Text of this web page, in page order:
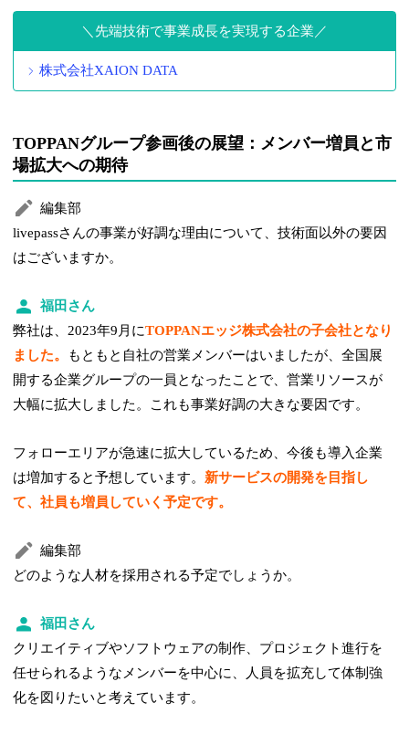
先端技術で事業成長を実現する企業
株式会社XAION DATA
TOPPANグループ参画後の展望：メンバー増員と市
場拡大への期待
編集部
livepassさんの事業が好調な理由について、技術面以外の要因
はございますか。
福田さん
弊社は、2023年9月にTOPPANエッジ株式会社の子会社となり
ました。
もともと自社の営業メンバーはいましたが、全国展
開する企業グループの一員となったことで、営業リソースが
大幅に拡大しました。これも事業好調の大きな要因です。
フォローエリアが急速に拡大しているため、今後も導入企業
は増加すると予想しています。 新サービスの開発を目指し
て、社員も増員していく予定です。
編集部
どのような人材を採用される予定でしょうか。
福田さん
クリエイティブやソフトウェアの制作、プロジェクト進行を
任せられるようなメンバーを中心に、人員を拡充して体制強
化を図りたいと考えています。